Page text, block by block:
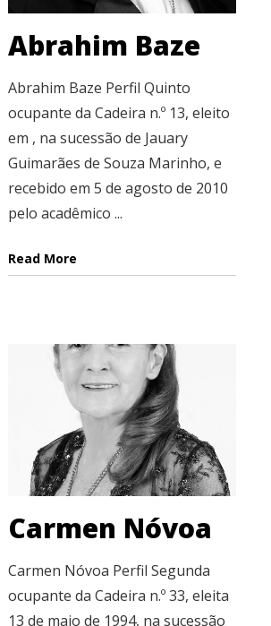
Abrahim Baze
Abrahim Baze Perfil Quinto
ocupante da Cadeira n.º 13, eleito
em , na sucessão de Jauary
Guimarães de Souza Marinho, e
recebido em 5 de agosto de 2010
pelo acadêmico ...
Read More
Carmen Nóvoa
Carmen Nóvoa Perfil Segunda
ocupante da Cadeira n.º 33, eleita
13 de maio de 1994, na sucessão